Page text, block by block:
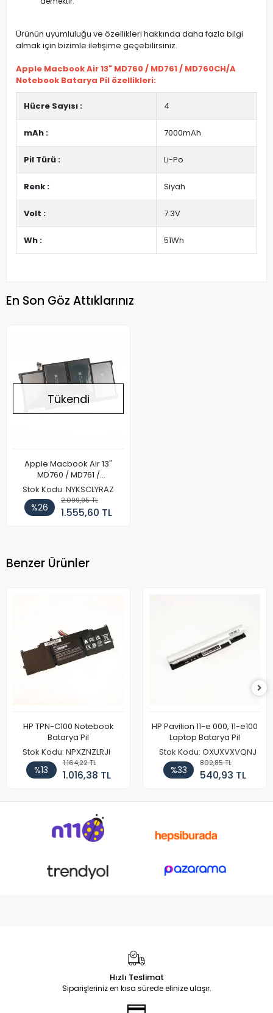
Ürünün uyumluluğu ve özellikleri hakkında daha fazla bilgi
almak için bizimle iletişime geçebilirsiniz.
Apple Macbook Air 13" MD760 / MD761 / MD760CH/A
Notebook Batarya Pil özellikleri:
Hücre Sayısı : 4
mAh : 7000mAh
Pil Türü : Li-Po
Renk : Siyah
Volt : 7.3V
Wh : 51Wh
En Son Göz Attıklarınız
Tükendi
Apple Macbook Air 13"
MD760 / MD761 /
MD760CH/A Notebook
Batarya Pil
Stok Kodu: NYKSCLYRAZ
%26
2.099,95 TL
1.555,60 TL
Benzer Ürünler
HP TPN-C100 Notebook
Batarya Pil
Stok Kodu: NPXZNZLRJI
%13
1.164,22 TL
1.016,38 TL
HP Pavilion 11-e 000, 11-e100
Laptop Batarya Pil
Stok Kodu: OXUXVXVQNJ
%33
802,85 TL
540,93 TL
Hızlı Teslimat
Siparişleriniz en kısa sürede elinize ulaşır.